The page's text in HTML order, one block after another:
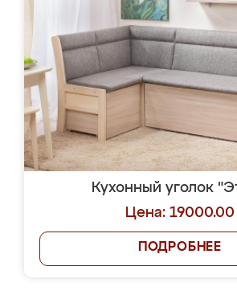
Кухонный уголок
Цена: 19000.00
ПОДРОБНЕЕ